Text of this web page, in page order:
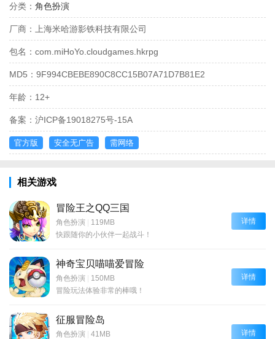
分类： 角色扮演
厂商： 上海米哈游影铁科技有限公司
包名： com.miHoYo.cloudgames.hkrpg
MD5： 9F994CBEBE890C8CC15B07A71D7B81E2
年龄： 12+
备案： 沪ICP备19018275号-15A
官方版 安全无广告 需网络
相关游戏
冒险王之QQ三国
角色扮演 | 119MB
快跟随你的小伙伴一起战斗！
详情
神奇宝贝喵喵爱冒险
角色扮演 | 150MB
冒险玩法体验非常的棒哦！
详情
征服冒险岛
角色扮演 | 41MB
详情